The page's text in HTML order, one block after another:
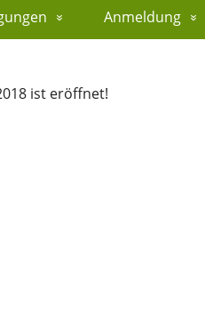
Anmeldung
ist eröffnet!